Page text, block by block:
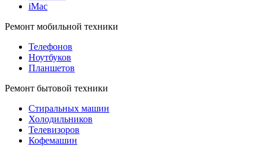
iMac
Ремонт мобильной техники
Телефонов
Ноутбуков
Планшетов
Ремонт бытовой техники
Стиральных машин
Холодильников
Телевизоров
Кофемашин